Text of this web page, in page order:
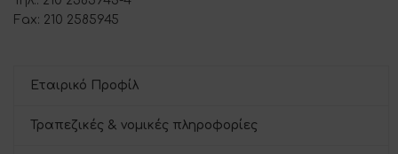
Fax: 210 2585945
Εταιρικό Προφίλ
Τραπεζικές & νομικές πληροφορίες